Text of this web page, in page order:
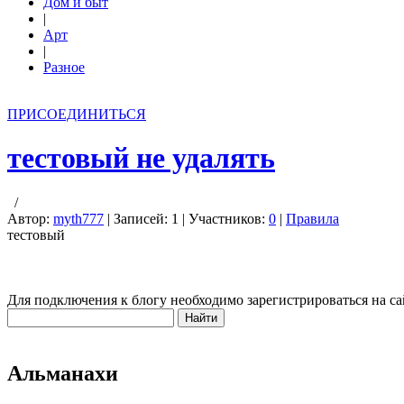
|
Арт
|
Разное
ПРИСОЕДИНИТЬСЯ
тестовый не удалять
/
Автор: myth777 | Записей: 1 | Участников: 0 | Правила
тестовый
Для подключения к блогу необходимо зарегистрироваться на
Альманахи